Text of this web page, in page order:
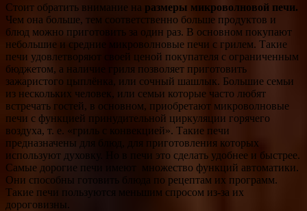
Стоит обратить внимание на размеры микроволновой печи.
Чем она больше, тем соответственно больше продуктов и
блюд можно приготовить за один раз. В основном покупают
небольшие и средние микроволновые печи с грилем. Такие
печи удовлетворяют своей ценой покупателя с ограниченным
бюджетом, а наличие гриля позволяет приготовить
зажаристого цыплёнка, или сочный шашлык. Большие семьи
из нескольких человек, или семьи которые часто любят
встречать гостей, в основном, приобретают микроволновые
печи с функцией принудительной циркуляции горячего
воздуха, т. е. «гриль с конвекцией». Такие печи
предназначены для блюд, для приготовления которых
используют духовку. Но в печи это сделать удобнее и быстрее.
Самые дорогие печи имеют множество функций автоматики.
Они способны готовить блюда по рецептам их программ.
Такие печи пользуются меньшим спросом из-за их
дороговизны.